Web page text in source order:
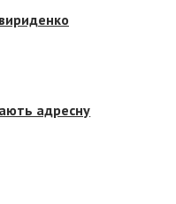
адресну